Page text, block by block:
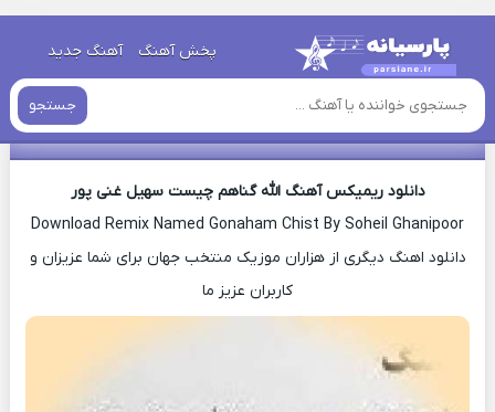
پخش آهنگ آهنگ جدید
جستجو
خانه » دانلود ریمیکس»ریمیکس اهنگ سهیل غنی پور الله گناهم
چیست جدید
ریمیکس اهنگ سهیل غنی پور الله گناهم چیست جدید
دانلود ریمیکس آهنگ الله گناهم چیست سهیل غنی پور
Download Remix Named Gonaham Chist By Soheil Ghanipoor
دانلود اهنگ دیگری از هزاران موزیک منتخب جهان برای شما عزیزان و
کاربران عزیز ما